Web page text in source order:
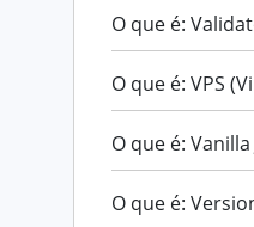
O que é:
O que é: VPS
O que é:
O que é: